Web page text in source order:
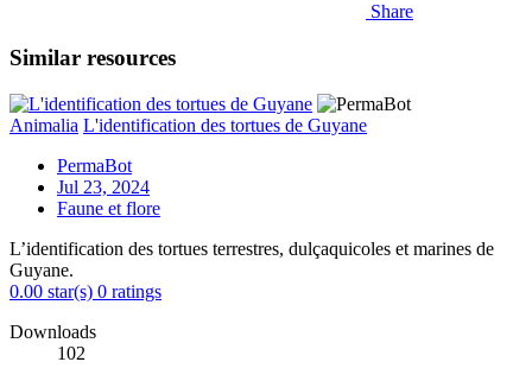
Share
Similar resources
Animalia L'identification des tortues de Guyane
PermaBot
Jul 23, 2024
Faune et flore
L’identification des tortues terrestres, dulçaquicoles et marines de
Guyane.
0.00 star(s) 0 ratings
Downloads
102